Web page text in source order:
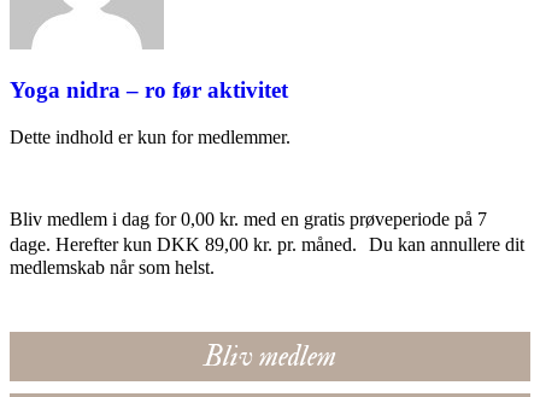
Yoga nidra – ro før aktivitet
Dette indhold er kun for medlemmer.
Bliv medlem i dag for 0,00 kr. med en gratis prøveperiode på 7
dage. Herefter kun DKK 89,00 kr. pr. måned. Du kan annullere dit
medlemskab når som helst.
Bliv medlem